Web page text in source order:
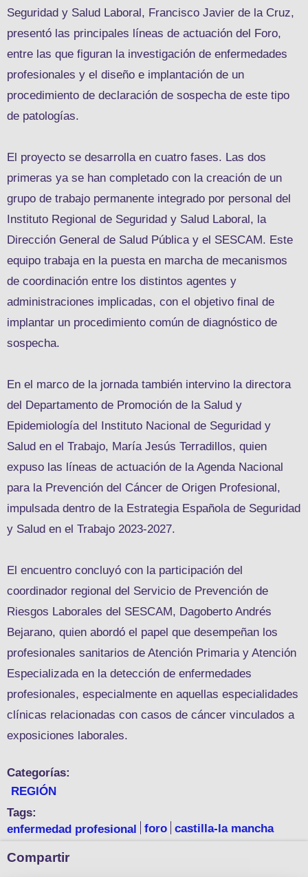
Seguridad y Salud Laboral, Francisco Javier de la Cruz,
presentó las principales líneas de actuación del Foro,
entre las que figuran la investigación de enfermedades
profesionales y el diseño e implantación de un
procedimiento de declaración de sospecha de este tipo
de patologías.
El proyecto se desarrolla en cuatro fases. Las dos
primeras ya se han completado con la creación de un
grupo de trabajo permanente integrado por personal del
Instituto Regional de Seguridad y Salud Laboral, la
Dirección General de Salud Pública y el SESCAM. Este
equipo trabaja en la puesta en marcha de mecanismos
de coordinación entre los distintos agentes y
administraciones implicadas, con el objetivo final de
implantar un procedimiento común de diagnóstico de
sospecha.
En el marco de la jornada también intervino la directora
del Departamento de Promoción de la Salud y
Epidemiología del Instituto Nacional de Seguridad y
Salud en el Trabajo, María Jesús Terradillos, quien
expuso las líneas de actuación de la Agenda Nacional
para la Prevención del Cáncer de Origen Profesional,
impulsada dentro de la Estrategia Española de Seguridad
y Salud en el Trabajo 2023-2027.
El encuentro concluyó con la participación del
coordinador regional del Servicio de Prevención de
Riesgos Laborales del SESCAM, Dagoberto Andrés
Bejarano, quien abordó el papel que desempeñan los
profesionales sanitarios de Atención Primaria y Atención
Especializada en la detección de enfermedades
profesionales, especialmente en aquellas especialidades
clínicas relacionadas con casos de cáncer vinculados a
exposiciones laborales.
Categorías:
REGIÓN
Tags:
enfermedad profesional
foro castilla-la mancha
Compartir